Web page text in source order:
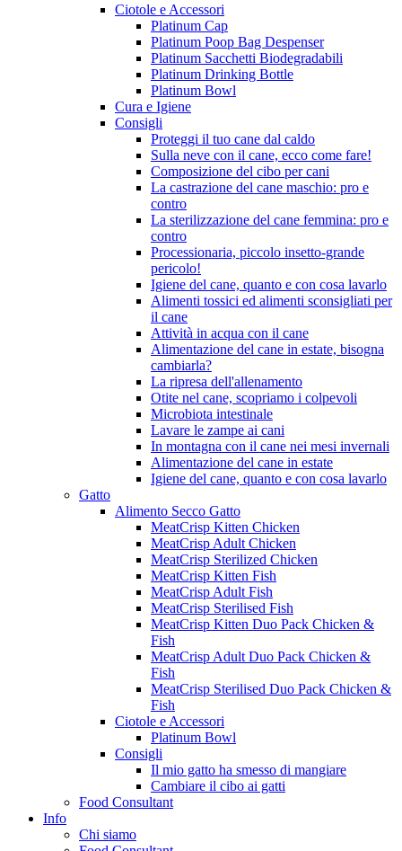
Ciotole e Accessori
Platinum Cap
Platinum Poop Bag Despenser
Platinum Sacchetti Biodegradabili
Platinum Drinking Bottle
Platinum Bowl
Cura e Igiene
Consigli
Proteggi il tuo cane dal caldo
Sulla neve con il cane, ecco come fare!
Composizione del cibo per cani
La castrazione del cane maschio: pro e
contro
La sterilizzazione del cane femmina: pro e
contro
Processionaria, piccolo insetto-grande
pericolo!
Igiene del cane, quanto e con cosa lavarlo
Alimenti tossici ed alimenti sconsigliati per
il cane
Attività in acqua con il cane
Alimentazione del cane in estate, bisogna
cambiarla?
La ripresa dell'allenamento
Otite nel cane, scopriamo i colpevoli
Microbiota intestinale
Lavare le zampe ai cani
In montagna con il cane nei mesi invernali
Alimentazione del cane in estate
Igiene del cane, quanto e con cosa lavarlo
Gatto
Alimento Secco Gatto
MeatCrisp Kitten Chicken
MeatCrisp Adult Chicken
MeatCrisp Sterilized Chicken
MeatCrisp Kitten Fish
MeatCrisp Adult Fish
MeatCrisp Sterilised Fish
MeatCrisp Kitten Duo Pack Chicken &
Fish
MeatCrisp Adult Duo Pack Chicken &
Fish
MeatCrisp Sterilised Duo Pack Chicken &
Fish
Ciotole e Accessori
Platinum Bowl
Consigli
Il mio gatto ha smesso di mangiare
Cambiare il cibo ai gatti
Food Consultant
Info
Chi siamo